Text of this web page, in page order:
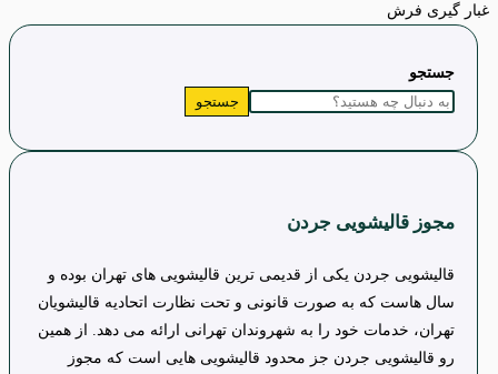
غبار گیری فرش
جستجو
جستجو
مجوز قالیشویی جردن
قالیشویی جردن یکی از قدیمی ترین قالیشویی های تهران بوده و
سال هاست که به صورت قانونی و تحت نظارت اتحادیه قالیشویان
تهران، خدمات خود را به شهروندان تهرانی ارائه می دهد. از همین
رو قالیشویی جردن جز محدود قالیشویی هایی است که مجوز